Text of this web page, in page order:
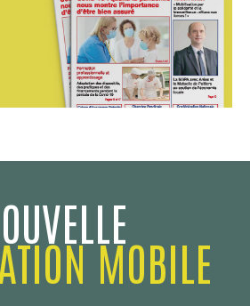
MOBILE